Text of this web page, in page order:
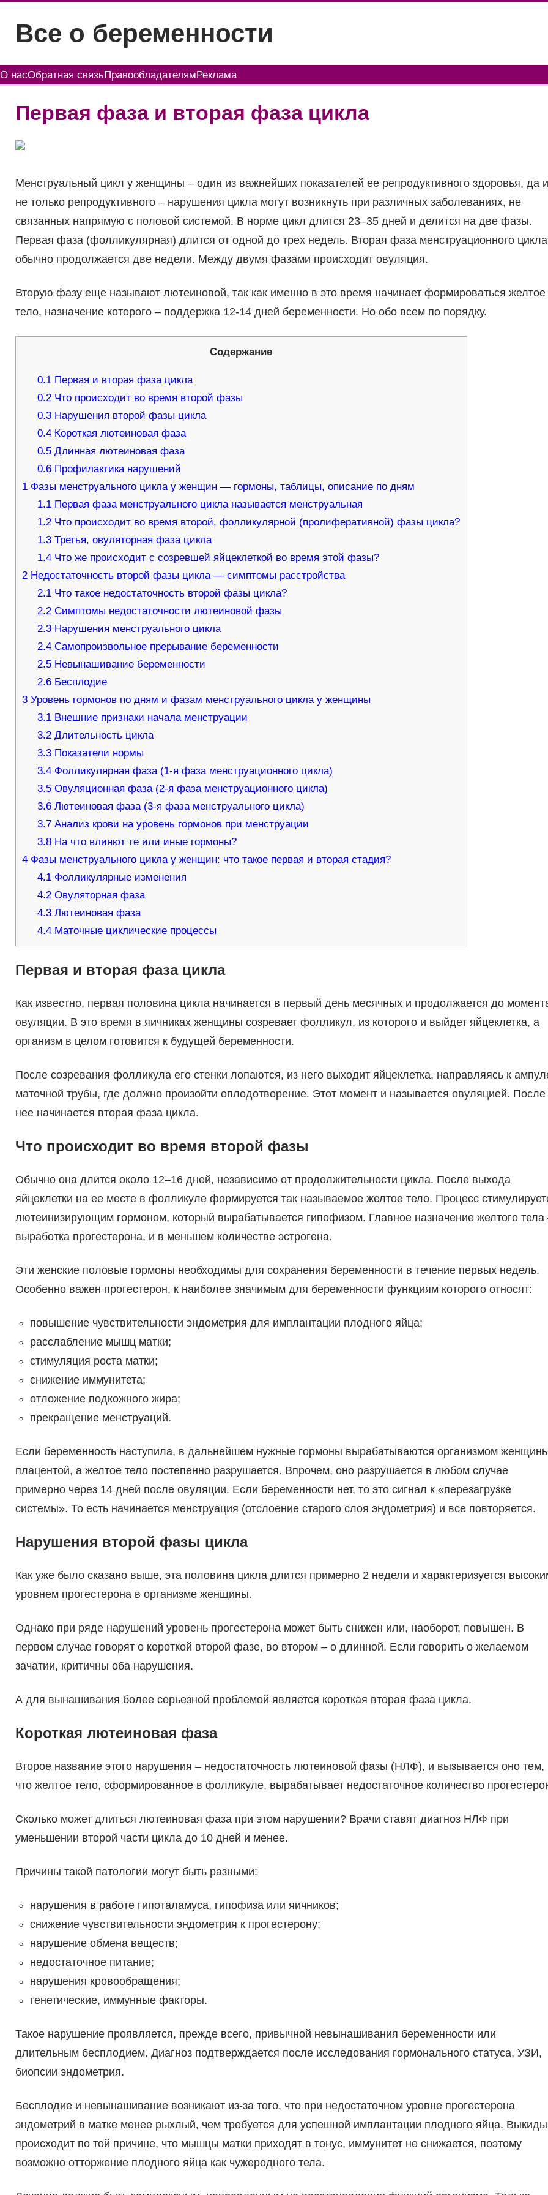
содержимому
Все о беременности
О насОбратная связьПравообладателямРеклама
Первая фаза и вторая фаза цикла
Менструальный цикл у женщины – один из важнейших показателей ее репродуктивного здоровья, да и
не только репродуктивного – нарушения цикла могут возникнуть при различных заболеваниях, не
связанных напрямую с половой системой. В норме цикл длится 23–35 дней и делится на две фазы.
Первая фаза (фолликулярная) длится от одной до трех недель. Вторая фаза менструационного цикла
обычно продолжается две недели. Между двумя фазами происходит овуляция.
Вторую фазу еще называют лютеиновой, так как именно в это время начинает формироваться желтое
тело, назначение которого – поддержка 12-14 дней беременности. Но обо всем по порядку.
Содержание
0.1 Первая и вторая фаза цикла
0.2 Что происходит во время второй фазы
0.3 Нарушения второй фазы цикла
0.4 Короткая лютеиновая фаза
0.5 Длинная лютеиновая фаза
0.6 Профилактика нарушений
1Фазы менструального цикла у женщин — гормоны, таблицы, описание по дням
1.1 Первая фаза менструального цикла называется менструальная
1.2 Что происходит во время второй, фолликулярной (пролиферативной) фазы цикла?
1.3 Третья, овуляторная фаза цикла
1.4 Что же происходит с созревшей яйцеклеткой во время этой фазы?
2Недостаточность второй фазы цикла — симптомы расстройства
2.1 Что такое недостаточность второй фазы цикла?
2.2 Симптомы недостаточности лютеиновой фазы
2.3 Нарушения менструального цикла
2.4 Самопроизвольное прерывание беременности
2.5 Невынашивание беременности
2.6 Бесплодие
3Уровень гормонов по дням и фазам менструального цикла у женщины
3.1 Внешние признаки начала менструации
3.2 Длительность цикла
3.3 Показатели нормы
3.4 Фолликулярная фаза (1-я фаза менструационного цикла)
3.5 Овуляционная фаза (2-я фаза менструационного цикла)
3.6 Лютеиновая фаза (3-я фаза менструального цикла)
3.7 Анализ крови на уровень гормонов при менструации
3.8 На что влияют те или иные гормоны?
4Фазы менструального цикла у женщин: что такое первая и вторая стадия?
4.1 Фолликулярные изменения
4.2 Овуляторная фаза
4.3 Лютеиновая фаза
4.4 Маточные циклические процессы
Первая и вторая фаза цикла
Как известно, первая половина цикла начинается в первый день месячных и продолжается до
овуляции. В это время в яичниках женщины созревает фолликул, из которого и выйдет яйцеклетка, а
организм в целом готовится к будущей беременности.
После созревания фолликула его стенки лопаются, из него выходит яйцеклетка, направляясь к
маточной трубы, где должно произойти оплодотворение. Этот момент и называется овуляцией. После
нее начинается вторая фаза цикла.
Что происходит во время второй фазы
Обычно она длится около 12–16 дней, независимо от продолжительности цикла. После выхода
яйцеклетки на ее месте в фолликуле формируется так называемое желтое тело. Процесс
лютеинизирующим гормоном, который вырабатывается гипофизом. Главное назначение желтого тела
выработка прогестерона, и в меньшем количестве эстрогена.
Эти женские половые гормоны необходимы для сохранения беременности в течение первых недель.
Особенно важен прогестерон, к наиболее значимым для беременности функциям которого относят:
повышение чувствительности эндометрия для имплантации плодного яйца;
расслабление мышц матки;
стимуляция роста матки;
снижение иммунитета;
отложение подкожного жира;
прекращение менструаций.
Если беременность наступила, в дальнейшем нужные гормоны вырабатываются организмом
плацентой, а желтое тело постепенно разрушается. Впрочем, оно разрушается в любом случае
примерно через 14 дней после овуляции. Если беременности нет, то это сигнал к «перезагрузке
системы». То есть начинается менструация (отслоение старого слоя эндометрия) и все повторяется.
Нарушения второй фазы цикла
Как уже было сказано выше, эта половина цикла длится примерно 2 недели и характеризуется
уровнем прогестерона в организме женщины.
Однако при ряде нарушений уровень прогестерона может быть снижен или, наоборот, повышен. В
первом случае говорят о короткой второй фазе, во втором – о длинной. Если говорить о желаемом
зачатии, критичны оба нарушения.
А для вынашивания более серьезной проблемой является короткая вторая фаза цикла.
Короткая лютеиновая фаза
Второе название этого нарушения – недостаточность лютеиновой фазы (НЛФ), и вызывается оно тем,
что желтое тело, сформированное в фолликуле, вырабатывает недостаточное количество
Сколько может длиться лютеиновая фаза при этом нарушении? Врачи ставят диагноз НЛФ при
уменьшении второй части цикла до 10 дней и менее.
Причины такой патологии могут быть разными:
нарушения в работе гипоталамуса, гипофиза или яичников;
снижение чувствительности эндометрия к прогестерону;
нарушение обмена веществ;
недостаточное питание;
нарушения кровообращения;
генетические, иммунные факторы.
Такое нарушение проявляется, прежде всего, привычной невынашивания беременности или
длительным бесплодием. Диагноз подтверждается после исследования гормонального статуса, УЗИ,
биопсии эндометрия.
Бесплодие и невынашивание возникают из-за того, что при недостаточном уровне прогестерона
эндометрий в матке менее рыхлый, чем требуется для успешной имплантации плодного яйца.
происходит по той причине, что мышцы матки приходят в тонус, иммунитет не снижается, поэтому
возможно отторжение плодного яйца как чужеродного тела.